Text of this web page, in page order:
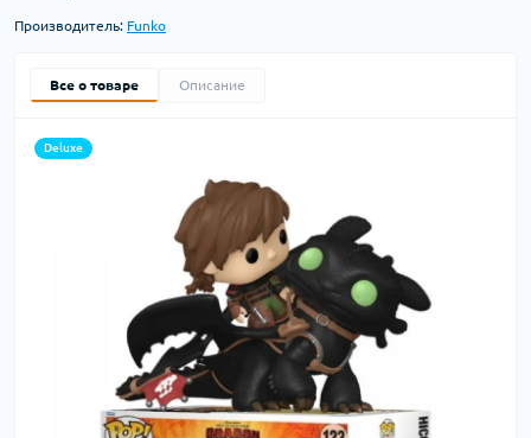
Производитель: Funko
Все о товаре Описание
Deluxe